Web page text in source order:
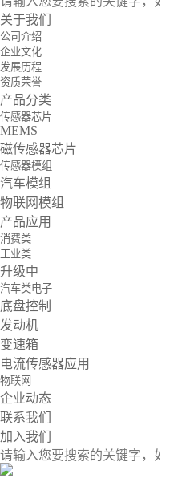
关于我们
公司介绍
企业文化
发展历程
资质荣誉
产品分类
传感器芯片
MEMS
磁传感器芯片
传感器模组
汽车模组
物联网模组
产品应用
消费类
工业类
升级中
汽车类电子
底盘控制
发动机
变速箱
电流传感器应用
物联网
企业动态
联系我们
加入我们